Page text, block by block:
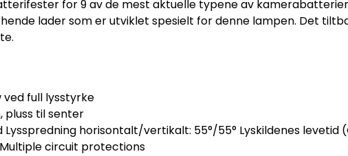
for 9 av de mest aktuelle typene av
lader som er utviklet spesielt for denne lampen. Det
ved full lysstyrke
pluss til senter
Lysspredning horisontalt/vertikalt: 55°/55° Lyskildenes levetid
circuit protections